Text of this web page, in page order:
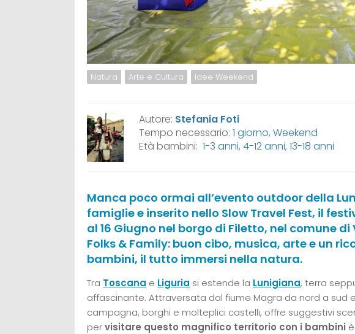
Natura Arte e Cultura Idee Weekend
Autore: Stefania Foti
Tempo necessario: 1 giorno, Weekend
Età bambini: 1-3 anni, 4-12 anni, 13-18 anni
Manca poco ormai all’evento outdoor della
famiglie e inserito nello Slow Travel Fest, il
al 16 Giugno nel borgo di Filetto, nel comune
Folks & Family: buon cibo, musica, arte e un
bambini, il tutto immersi nella natura.
Tra Toscana e Liguria si estende la Lunigiana, terra
affascinante. Attraversata dal fiume Magra da nord a sud
campagna, borghi e molteplici castelli, offre suggestivi
pervisitare questo magnifico territorio con i bambini è